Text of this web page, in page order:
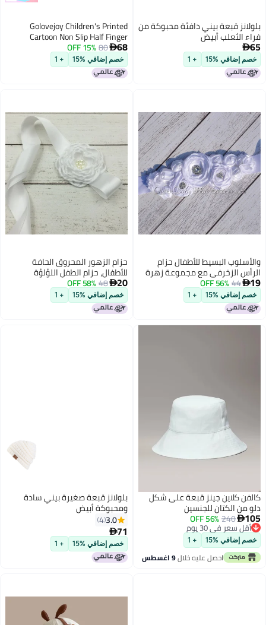
9
بلولانز قبعة بيني دافئة محبوكة من
فراء الثعلب أبيض
65
خصم إضافي %15 + 1
Golovejoy Children's Printed
Cartoon Non Slip Half Finger
Gloves
68
80
15% OFF
خصم إضافي %15 + 1
والأسلوب البسيط للأطفال حزام
الرأس الزخرفي مع مجموعة زهرة
الحافة المحروقة لتصوير صور
الأمومة فستان حزام الخصر الواسع
19
44
56% OFF
خصم إضافي %15 + 1
حزام الزهور المحروق الحافة
للأطفال، حزام الطفل اللؤلؤة
المحروق الحافة الزهورية، صورة
الأمومة اطلاق النار حزام الخصر
الزخرفي الواسع، النسخة الواسعة
20
48
58% OFF
خصم إضافي %15 + 1
كالفن كلاين جينز قبعة على شكل
دلو من الكتان للجنسين
105
240
56% OFF
أقل سعر في 30 يوم
أقل سعر في 30 يوم
خصم إضافي %15 + 1
احصل عليه خلال9 اغسطس
6
بلولانز قبعة صغيرة بيني سادة
ومحبوكة أبيض
3.0
4
71
خصم إضافي %15 + 1